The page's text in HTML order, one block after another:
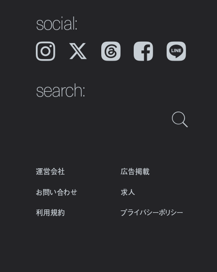
social:
Instagram 𝕏 Threads Facebook LINE
search:
運営会社
広告掲載
お問い合わせ
求人
利用規約 プライバシーポリシー